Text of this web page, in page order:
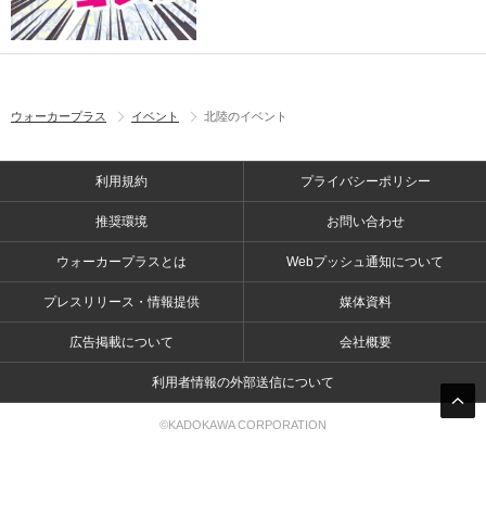
ウォーカープラス イベント 北陸のイベント
利用規約 プライバシーポリシー
推奨環境 お問い合わせ
ウォーカープラスとは Webプッシュ通知について
プレスリリース・情報提供 媒体資料
広告掲載について 会社概要
利用者情報の外部送信について
©KADOKAWA CORPORATION